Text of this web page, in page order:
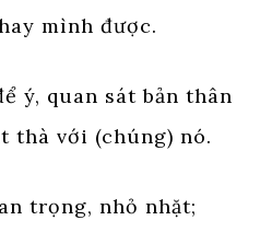
mình được.
ý, quan sát bản thân
thà với (chúng) nó.
trọng, nhỏ nhặt;